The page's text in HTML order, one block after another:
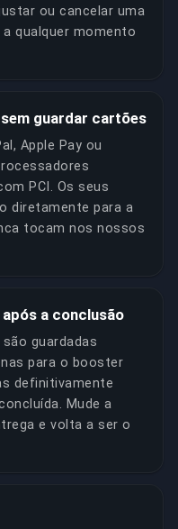
ou cancelar uma
qualquer momento
guardar cartões
Apple Pay ou
PCI. Os seus
diretamente para a
tocam nos nossos
a conclusão
guardadas
para o booster
definitivamente
Mude a
e volta a ser o